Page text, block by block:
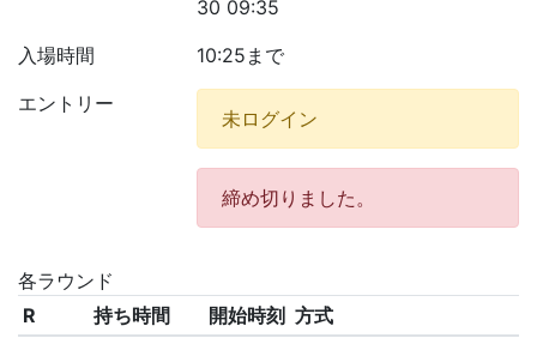
30 09:35
入場時間
10:25まで
エントリー
未ログイン
締め切りました。
各ラウンド
R
持ち時間 開始時刻 方式